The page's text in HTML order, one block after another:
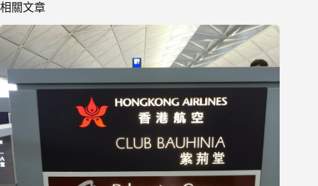
相關文章